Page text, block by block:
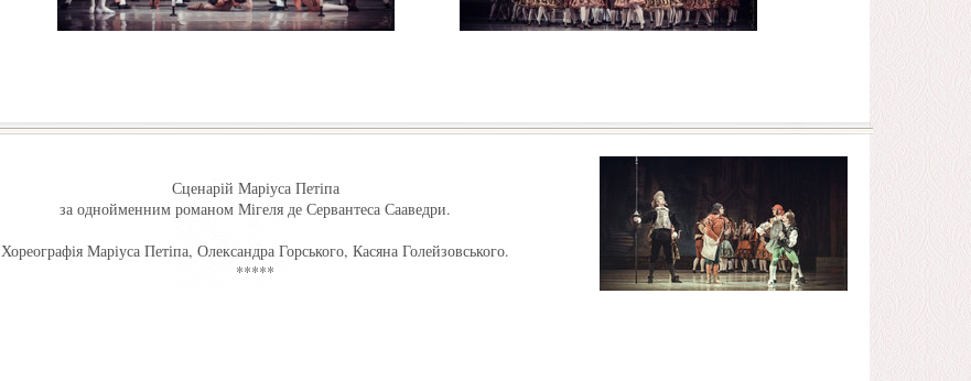
Сценарій Маріуса Петіпа
за однойменним романом Мігеля де Сервантеса Сааведри.
Хореографія Маріуса Петіпа, Олександра Горського, Касяна Голейзовського.
*****